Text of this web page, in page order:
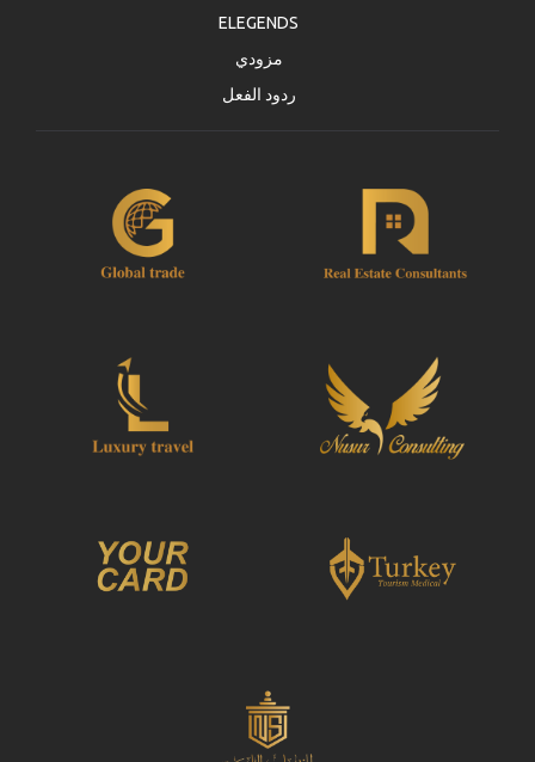
ELEGENDS
مزودي
ردود الفعل